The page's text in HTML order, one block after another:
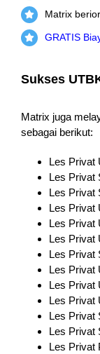
Matrix
GRATIS
Sukses
Matrix juga
sebagai berikut:
Les Privat
Les Privat
Les Privat
Les Privat
Les Privat
Les Privat
Les Privat
Les Privat
Les Privat
Les Privat
Les Privat
Les Privat
Les Privat